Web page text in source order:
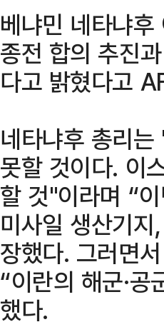
베냐민 네타냐
종전 합의 추진
다고 밝혔다고
네타냐후 총리
못할 것이다. 이
할 것"이라며 “
미사일 생산기
장했다. 그러면
“이란의 해군·
했다.